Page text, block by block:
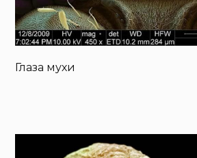
Глаза мухи